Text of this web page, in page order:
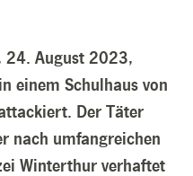
24. August 2023,
einem Schulhaus von
Der Täter
nach umfangreichen
Winterthur verhaftet